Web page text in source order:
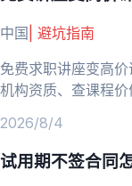
中国 避坑指南
免费求职讲座变高
机构资质、查课程价
2026/8/4
试用期不签合同